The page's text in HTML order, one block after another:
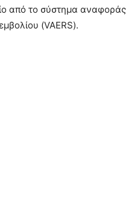
από το σύστημα αναφοράς
(VAERS).